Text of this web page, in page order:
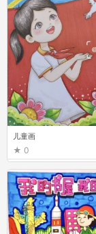
儿童画
0